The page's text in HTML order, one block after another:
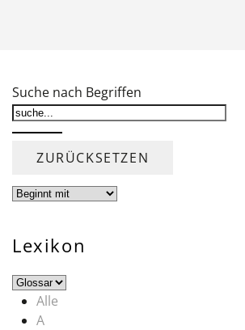
Suche nach Begriffen
Lexikon
Alle
A